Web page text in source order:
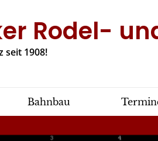
Rodel-
seit 1908!
Bahnbau